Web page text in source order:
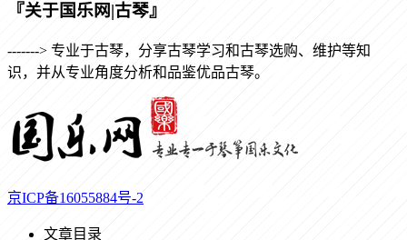
『关于国乐网|古琴』
-------> 专业于古琴，分享古琴学习和古琴选购、维护等知
识，并从专业角度分析和品鉴优品古琴。
京ICP备16055884号-2
文章目录